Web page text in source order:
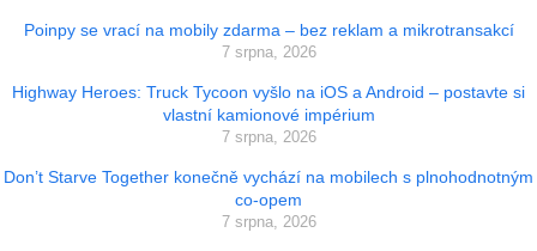
Poinpy se vrací na mobily zdarma – bez reklam a mikrotransakcí
7 srpna, 2026
Highway Heroes: Truck Tycoon vyšlo na iOS a Android – postavte si
vlastní kamionové impérium
7 srpna, 2026
Don’t Starve Together konečně vychází na mobilech s plnohodnotným
co-opem
7 srpna, 2026